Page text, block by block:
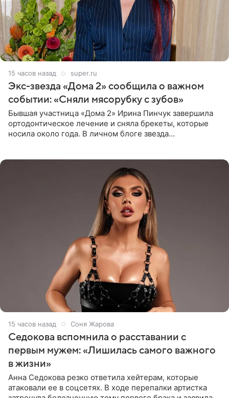
15 часов назад super.ru
Экс-звезда «Дома 2» сообщила о важном
событии: «Сняли мясорубку с зубов»
Бывшая участница «Дома 2» Ирина Пинчук завершила
ортодонтическое лечение и сняла брекеты, которые
носила около года. В личном блоге звезда
15 часов назад Соня Жарова
Седокова вспомнила о расставании с
первым мужем: «Лишилась самого важного
в жизни»
Анна Седокова резко ответила хейтерам, которые
атаковали ее в соцсетях. В ходе перепалки артистка